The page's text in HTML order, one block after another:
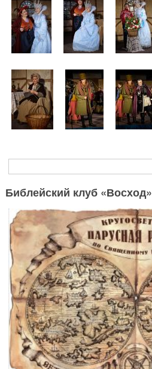
Форма поиска
Библейский клуб «Восход»